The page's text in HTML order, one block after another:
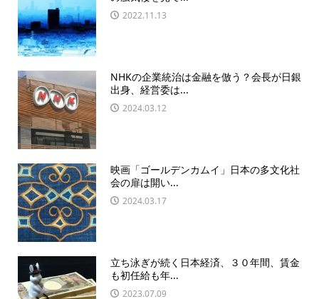
2022.11.13
NHKの企業統治は金融を倣う？会長が日銀
出身、経営委は...
2024.03.12
映画「ゴールデンカムイ」日本の多文化社
会の扉は開い...
2024.03.17
立ち泳ぎが続く日本経済、３０年間、賃金
も初任給も年...
2023.07.09